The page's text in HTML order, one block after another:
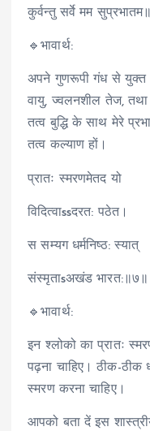
कुर्वन्तु सर्वे मम
🔹भावार्थ:
अपने गुणरूपी गंध से युक्त
वायु, ज्वलनशील तेज,
तत्व बुद्धि के साथ मेरे
तत्व कल्याण हों।
प्रातः स्मरणमेतद यो
विदित्वाssदरत: पठेत।
स सम्यग धर्मनिष्ठ: स्यात्
संस्मृताsअखंड भारत:॥७॥
🔹भावार्थ:
इन श्लोको का प्रातः
पढ़ना चाहिए। ठीक-ठीक
स्मरण करना चाहिए।
आपको बता दें इस